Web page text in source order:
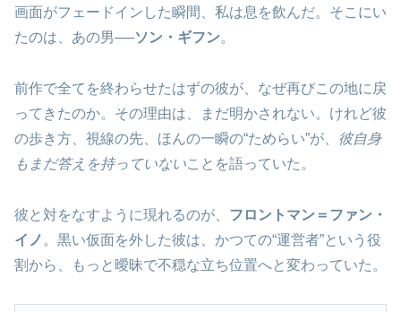
画面がフェードインした瞬間、私は息を飲んだ。そこにい
たのは、あの男──ソン・ギフン。
前作で全てを終わらせたはずの彼が、なぜ再びこの地に戻
ってきたのか。その理由は、まだ明かされない。けれど彼
の歩き方、視線の先、ほんの一瞬の“ためらい”が、 彼自身
もまだ答えを持っていないことを語っていた。
彼と対をなすように現れるのが、 フロントマン＝ファン・
イノ 。黒い仮面を外した彼は、かつての“運営者”という役
割から、もっと曖昧で不穏な立ち位置へと変わっていた。